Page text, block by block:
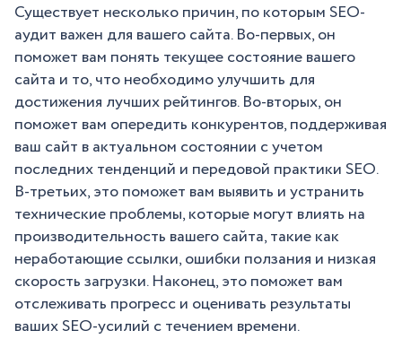
Существует несколько причин, по которым SEO-
аудит важен для вашего сайта. Во-первых, он
поможет вам понять текущее состояние вашего
сайта и то, что необходимо улучшить для
достижения лучших рейтингов. Во-вторых, он
поможет вам опередить конкурентов, поддерживая
ваш сайт в актуальном состоянии с учетом
последних тенденций и передовой практики SEO.
В-третьих, это поможет вам выявить и устранить
технические проблемы, которые могут влиять на
производительность вашего сайта, такие как
неработающие ссылки, ошибки ползания и низкая
скорость загрузки. Наконец, это поможет вам
отслеживать прогресс и оценивать результаты
ваших SEO-усилий с течением времени.